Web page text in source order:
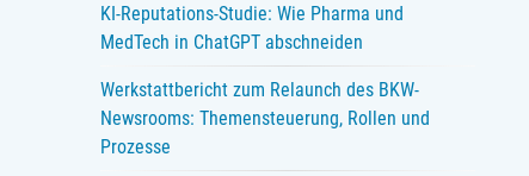
KI-Reputations-Studie: Wie Pharma und
MedTech in ChatGPT abschneiden
Werkstattbericht zum Relaunch des BKW-
Newsrooms: Themensteuerung, Rollen und
Prozesse